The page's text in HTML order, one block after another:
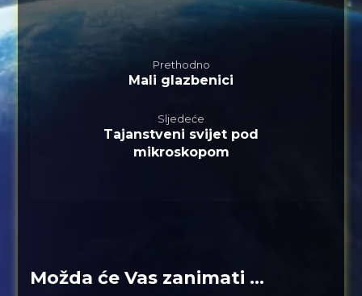
Prethodno
Mali glazbenici
Sljedeće
Tajanstveni svijet pod
mikroskopom
Možda će Vas zanimati ...